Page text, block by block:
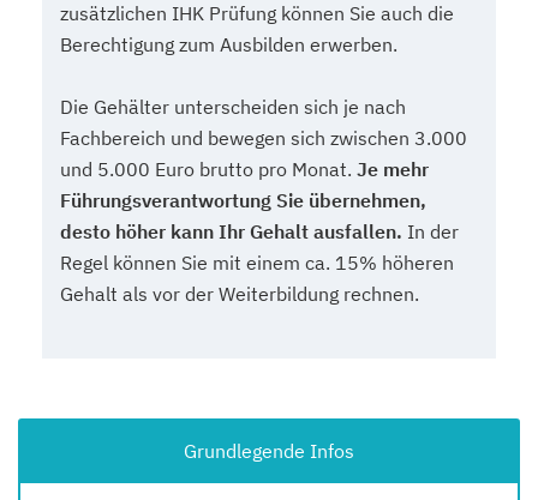
zusätzlichen IHK Prüfung können Sie auch die
Berechtigung zum Ausbilden erwerben.
Die Gehälter unterscheiden sich je nach
Fachbereich und bewegen sich zwischen 3.000
und 5.000 Euro brutto pro Monat. Je mehr
Führungsverantwortung Sie übernehmen,
desto höher kann Ihr Gehalt ausfallen. In der
Regel können Sie mit einem ca. 15% höheren
Gehalt als vor der Weiterbildung rechnen.
Grundlegende Infos